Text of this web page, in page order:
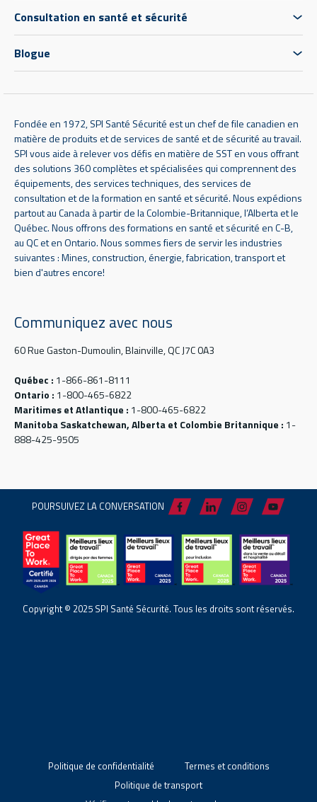
Consultation en santé et sécurité
Blogue
Fondée en 1972, SPI Santé Sécurité est un chef de file canadien en
matière de produits et de services de santé et de sécurité au travail.
SPI vous aide à relever vos défis en matière de SST en vous offrant
des solutions 360 complètes et spécialisées qui comprennent des
équipements, des services techniques, des services de
consultation et de la formation en santé et sécurité. Nous expédions
partout au Canada à partir de la Colombie-Britannique, l’Alberta et le
Québec. Nous offrons des formations en santé et sécurité en C-B,
au QC et en Ontario. Nous sommes fiers de servir les industries
suivantes : Mines, construction, énergie, fabrication, transport et
bien d'autres encore!
Communiquez avec nous
60 Rue Gaston-Dumoulin, Blainville, QC J7C 0A3
Québec : 1-866-861-8111
Ontario : 1-800-465-6822
Maritimes et Atlantique : 1-800-465-6822
Manitoba Saskatchewan, Alberta et Colombie Britannique : 1-
888-425-9505
POURSUIVEZ LA CONVERSATION
Copyright © 2025 SPI Santé Sécurité. Tous les droits sont réservés.
Politique de confidentialité
Termes et conditions
Politique de transport